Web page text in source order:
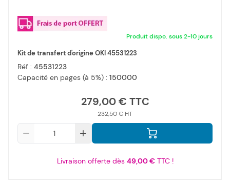
Produit dispo. sous 2-10 jours
Kit de transfert d'origine OKI 45531223
Réf : 45531223
Capacité en pages (à 5%) : 150000
279,00 €
232,50 €
Livraison offerte dès 49,00 €TTC !